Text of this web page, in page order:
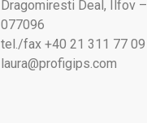
Dragomiresti Deal, Ilfov –
077096
tel./fax +40 21 311 77 09
laura@profigips.com